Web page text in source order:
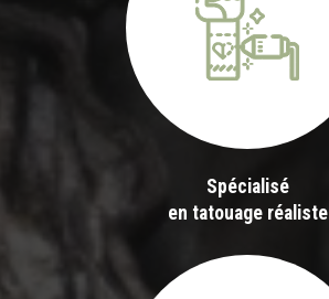
Spécialisé
en tatouage réaliste